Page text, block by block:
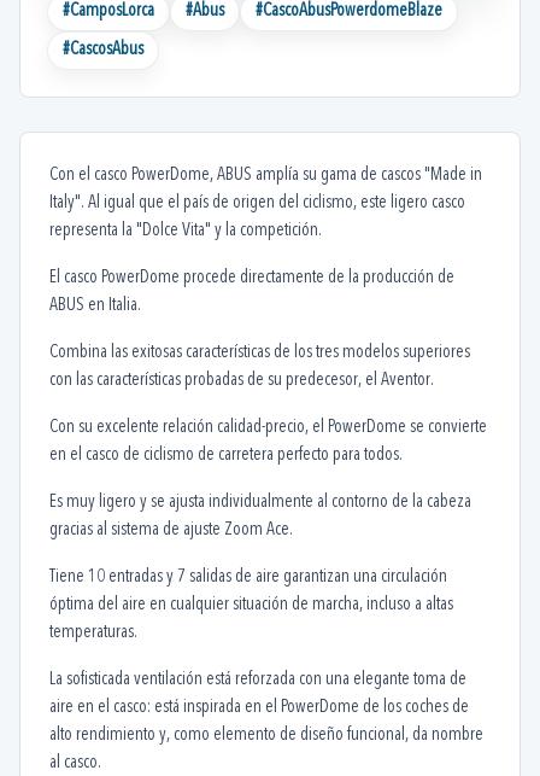
#CamposLorca #Abus #CascoAbusPowerdomeBlaze
#CascosAbus
Con el casco PowerDome, ABUS amplía su gama de cascos "Made in
Italy". Al igual que el país de origen del ciclismo, este ligero casco
representa la "Dolce Vita" y la competición.
El casco PowerDome procede directamente de la producción de
ABUS en Italia.
Combina las exitosas características de los tres modelos superiores
con las características probadas de su predecesor, el Aventor.
Con su excelente relación calidad-precio, el PowerDome se convierte
en el casco de ciclismo de carretera perfecto para todos.
Es muy ligero y se ajusta individualmente al contorno de la cabeza
gracias al sistema de ajuste Zoom Ace.
Tiene 10 entradas y 7 salidas de aire garantizan una circulación
óptima del aire en cualquier situación de marcha, incluso a altas
temperaturas.
La sofisticada ventilación está reforzada con una elegante toma de
aire en el casco: está inspirada en el PowerDome de los coches de
alto rendimiento y, como elemento de diseño funcional, da nombre
al casco.